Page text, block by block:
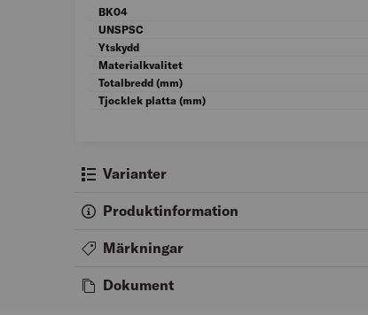
BK04
UNSPSC
Ytskydd
Materialkvalitet
Totalbredd (mm)
Tjocklek platta (mm)
Varianter
Produktinformation
Märkningar
Dokument